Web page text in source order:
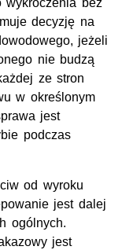
decyzję na
jeżeli
nie budzą
ze stron
w określonym
jest
podczas
od wyroku
jest dalej
ogólnych.
jest